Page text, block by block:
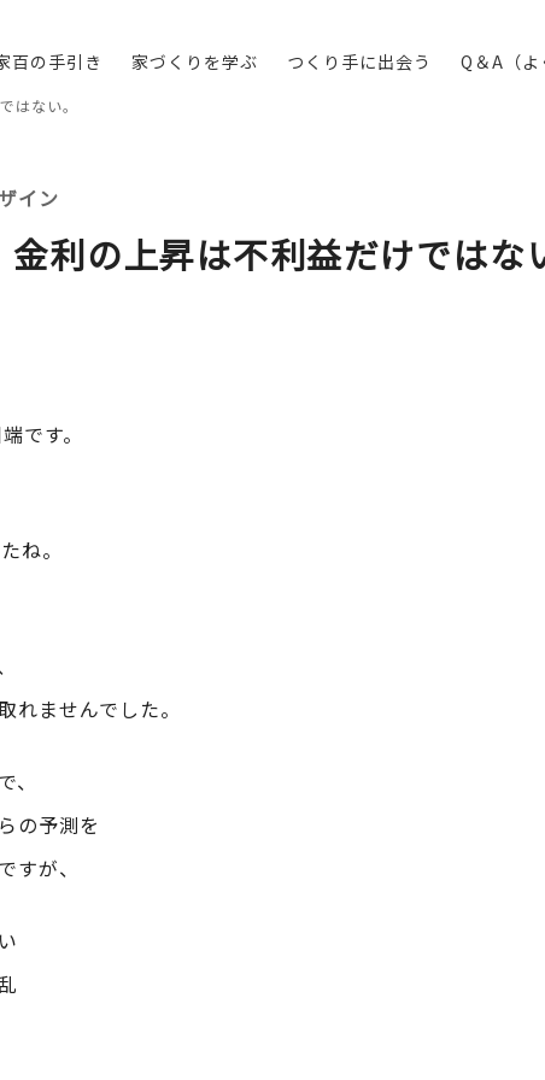
百の手引き 家づくりを学ぶ つくり手に出会う Q＆A（よ
はない。
イン
金利の上昇は不利益だけではな
です。
ね。
れませんでした。
の予測を
すが、